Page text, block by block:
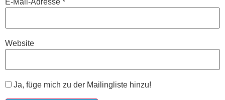
Website
Ja, füge mich zu der Mailingliste hinzu!